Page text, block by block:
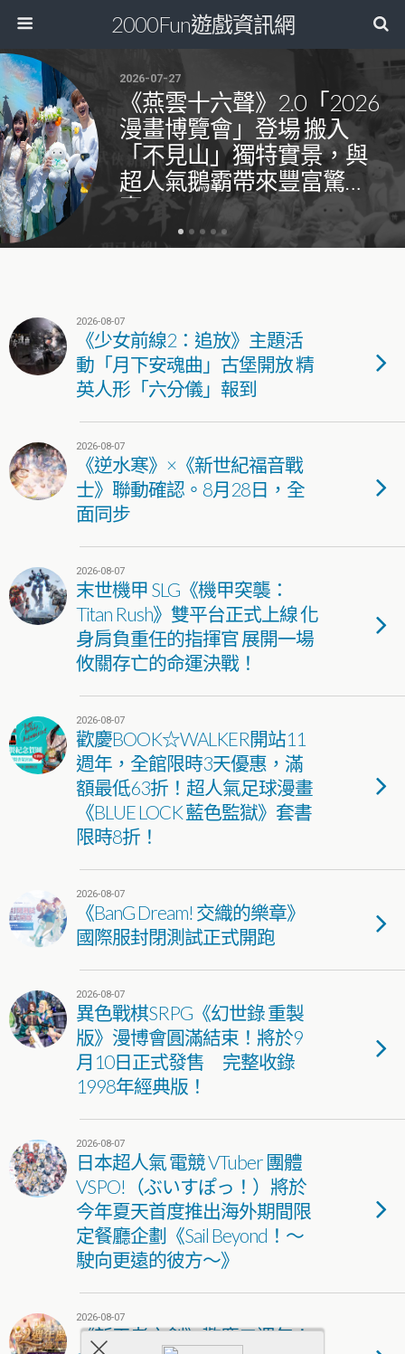
2000Fun遊戲資訊網
2026-07-27
《燕雲十六聲》2.0「2026
漫畫博覽會」登場 搬入
「不見山」獨特實景，與
超人氣鵝霸帶來豐富驚
喜！
2026-08-07
《少女前線2：追放》主題活
動「月下安魂曲」古堡開放 精
英人形「六分儀」報到
2026-08-07
《逆水寒》×《新世紀福音戰
士》聯動確認。8月28日，全
面同步
2026-08-07
末世機甲 SLG《機甲突襲：
Titan Rush》雙平台正式上線 化
身肩負重任的指揮官 展開一場
攸關存亡的命運決戰！
2026-08-07
歡慶BOOK☆WALKER開站11
週年，全館限時3天優惠，滿
額最低63折！超人氣足球漫畫
《BLUE LOCK 藍色監獄》套書
限時8折！
2026-08-07
《BanG Dream! 交織的樂章》
國際服封閉測試正式開跑
2026-08-07
異色戰棋SRPG《幻世錄 重製
版》漫博會圓滿結束！將於9
月10日正式發售 完整收錄
1998年經典版！
2026-08-07
日本超人氣 電競 VTuber 團體
VSPO!（ぶいすぽっ！）將於
今年夏天首度推出海外期間限
定餐廳企劃《Sail Beyond！～
駛向更遠的彼方～》
2026-08-07
《新王者之劍》歡慶二週年！